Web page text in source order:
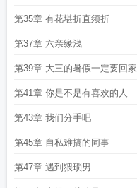
第35章 有花堪折直须折
第37章 六亲缘浅
第39章 大三的暑假一定要回家
第41章 你是不是有喜欢的人
第43章 我们分手吧
第45章 自私难搞的同事
第47章 遇到猥琐男